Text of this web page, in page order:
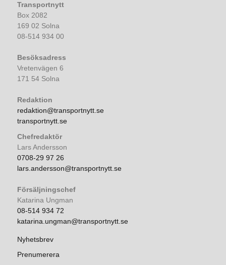
Transportnytt
Box 2082
169 02 Solna
08-514 934 00
Besöksadress
Vretenvägen 6
171 54 Solna
Redaktion
redaktion@transportnytt.se
transportnytt.se
Chefredaktör
Lars Andersson
0708-29 97 26
lars.andersson@transportnytt.se
Försäljningschef
Katarina Ungman
08-514 934 72
katarina.ungman@transportnytt.se
Nyhetsbrev
Prenumerera